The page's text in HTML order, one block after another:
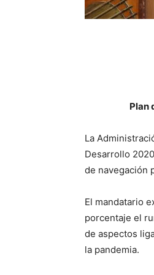
Plan
La
Desarrollo
de navegación
El mandatario
porcentaje el
de aspectos
la pandemia.